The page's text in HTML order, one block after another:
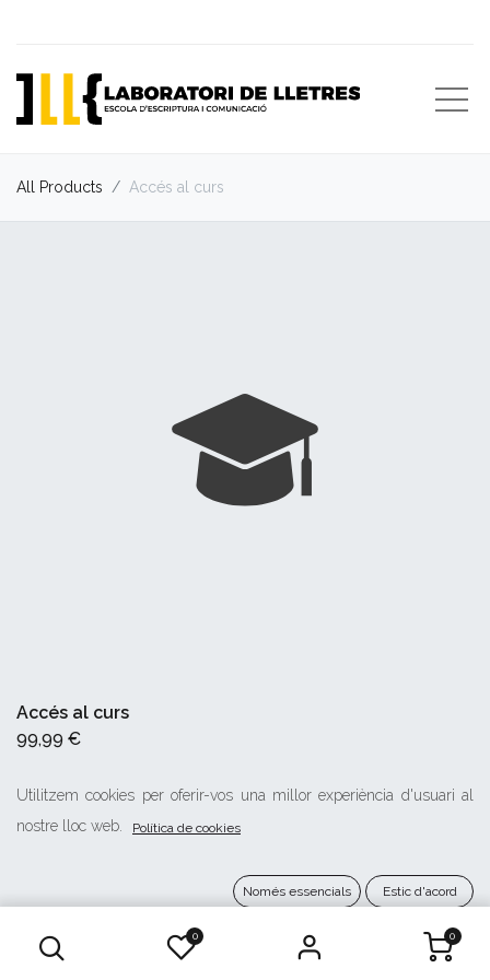
0 0
All Products Accés al curs
Accés al curs
99,99 €
AFEGIR A FAVORITS
Utilitzem cookies per oferir-vos una millor experiència d'usuari al
nostre lloc web.
Política de cookies
Només essencials Estic d'acord